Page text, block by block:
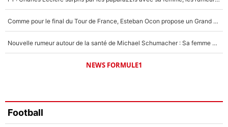
Comme pour le final du Tour de France, Esteban Ocon propose un Grand Prix de Formule 1 à Paris : «Autour de l’Arc de Triomphe, ce serait génial» !
Nouvelle rumeur autour de la santé de Michael Schumacher : Sa femme Corinna sort du silence
NEWS FORMULE1
Football